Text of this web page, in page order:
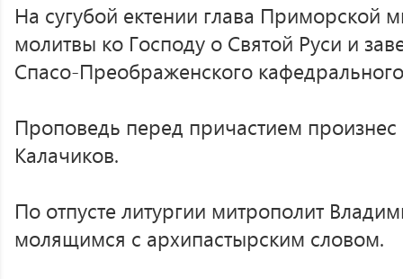
На сугубой ектении глава Приморской
молитвы ко Господу о Святой Руси и
Спасо-Преображенского
Проповедь перед причастием
Калачиков.
По отпусте литургии митрополит
молящимся с архипастырским словом.